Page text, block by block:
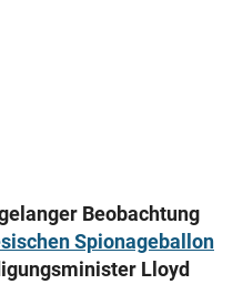
Beobachtung
Spionageballon
Lloyd